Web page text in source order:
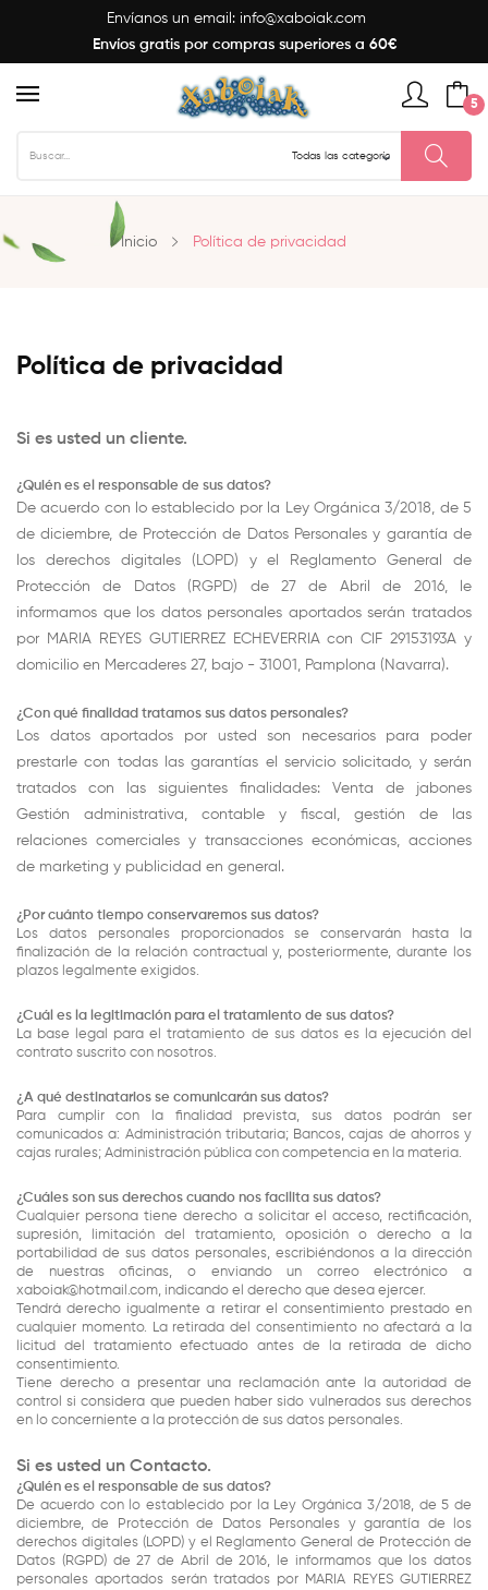
Envíanos un email: info@xaboiak.com
Envíos gratis por compras superiores a 60€
5
Inicio Política de privacidad
Política de privacidad
Si es usted un cliente.
¿Quién es el responsable de sus datos?
De acuerdo con lo establecido por la Ley Orgánica 3/2018, de 5
de diciembre, de Protección de Datos Personales y garantía de
los derechos digitales (LOPD) y el Reglamento General de
Protección de Datos (RGPD) de 27 de Abril de 2016, le
informamos que los datos personales aportados serán tratados
por MARIA REYES GUTIERREZ ECHEVERRIA con CIF 29153193A y
domicilio en Mercaderes 27, bajo - 31001, Pamplona (Navarra).
¿Con qué finalidad tratamos sus datos personales?
Los datos aportados por usted son necesarios para poder
prestarle con todas las garantías el servicio solicitado, y serán
tratados con las siguientes finalidades: Venta de jabones
Gestión administrativa, contable y fiscal, gestión de las
relaciones comerciales y transacciones económicas, acciones
de marketing y publicidad en general.
¿Por cuánto tiempo conservaremos sus datos?
Los datos personales proporcionados se conservarán hasta la
finalización de la relación contractual y, posteriormente, durante los
plazos legalmente exigidos.
¿Cuál es la legitimación para el tratamiento de sus datos?
La base legal para el tratamiento de sus datos es la ejecución del
contrato suscrito con nosotros.
¿A qué destinatarios se comunicarán sus datos?
Para cumplir con la finalidad prevista, sus datos podrán ser
comunicados a: Administración tributaria; Bancos, cajas de ahorros y
cajas rurales; Administración pública con competencia en la materia.
¿Cuáles son sus derechos cuando nos facilita sus datos?
Cualquier persona tiene derecho a solicitar el acceso, rectificación,
supresión, limitación del tratamiento, oposición o derecho a la
portabilidad de sus datos personales, escribiéndonos a la dirección
de nuestras oficinas, o enviando un correo electrónico a
xaboiak@hotmail.com, indicando el derecho que desea ejercer.
Tendrá derecho igualmente a retirar el consentimiento prestado en
cualquier momento. La retirada del consentimiento no afectará a la
licitud del tratamiento efectuado antes de la retirada de dicho
consentimiento.
Tiene derecho a presentar una reclamación ante la autoridad de
control si considera que pueden haber sido vulnerados sus derechos
en lo concerniente a la protección de sus datos personales.
Si es usted un Contacto.
¿Quién es el responsable de sus datos?
De acuerdo con lo establecido por la Ley Orgánica 3/2018, de 5 de
diciembre, de Protección de Datos Personales y garantía de los
derechos digitales (LOPD) y el Reglamento General de Protección de
Datos (RGPD) de 27 de Abril de 2016, le informamos que los datos
personales aportados serán tratados por MARIA REYES GUTIERREZ